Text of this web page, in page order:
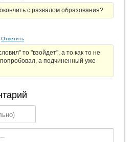
с развалом образования?
Ответить
то "взойдет", а то как то не
а подчиненный уже